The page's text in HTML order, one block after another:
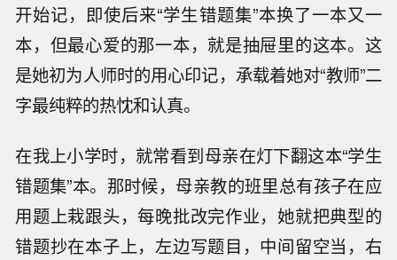
开始记，即使后来“学生错题集”本换了一本又一
本，但最心爱的那一本，就是抽屉里的这本。这
是她初为人师时的用心印记，承载着她对“教师”二
字最纯粹的热忱和认真。
在我上小学时，就常看到母亲在灯下翻这本“学生
错题集”本。那时候，母亲教的班里总有孩子在应
用题上栽跟头，每晚批改完作业，她就把典型的
错题抄在本子上，左边写题目，中间留空当，右